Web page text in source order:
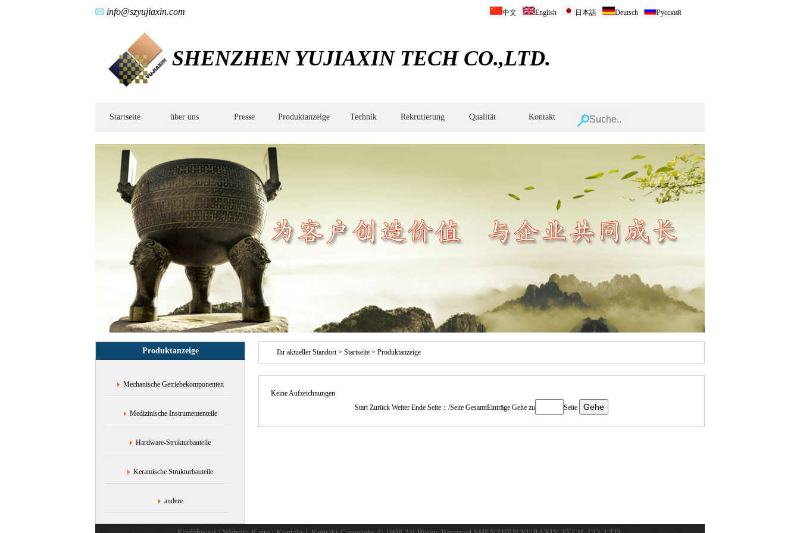
info@szyujiaxin.com 中文 English 日本語 Deutsch Русский
SHENZHEN YUJIAXIN TECH CO.,LTD.
Startseite über uns Presse Produktanzeige Technik Rekrutierung Qualität‌ Kontakt
Produktanzeige
Mechanische Getriebekomponenten
Medizinische Instrumententeile
Hardware-Strukturbauteile
Keramische Strukturbauteile
andere
Ihr aktueller Standort > Startseite > Produktanzeige
Keine Aufzeichnungen
Start Zurück Weiter Ende Seite：/Seite GesamtEinträge Gehe zu
Seite